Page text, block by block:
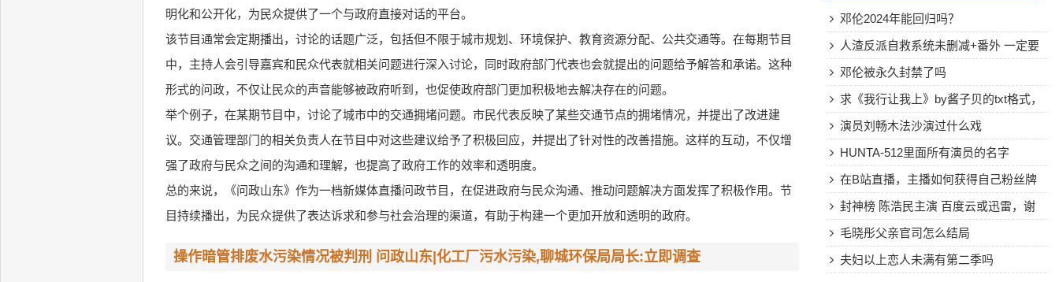
明化和公开化，为民众提供了一个与政府直接对话的平台。
该节目通常会定期播出，讨论的话题广泛，包括但不限于城市规划、环境保护、教育资源分配、公共交通等。在每期节目
中，主持人会引导嘉宾和民众代表就相关问题进行深入讨论，同时政府部门代表也会就提出的问题给予解答和承诺。这种
形式的问政，不仅让民众的声音能够被政府听到，也促使政府部门更加积极地去解决存在的问题。
举个例子，在某期节目中，讨论了城市中的交通拥堵问题。市民代表反映了某些交通节点的拥堵情况，并提出了改进建
议。交通管理部门的相关负责人在节目中对这些建议给予了积极回应，并提出了针对性的改善措施。这样的互动，不仅增
强了政府与民众之间的沟通和理解，也提高了政府工作的效率和透明度。
总的来说，《问政山东》作为一档新媒体直播问政节目，在促进政府与民众沟通、推动问题解决方面发挥了积极作用。节
目持续播出，为民众提供了表达诉求和参与社会治理的渠道，有助于构建一个更加开放和透明的政府。
操作暗管排废水污染情况被判刑 问政山东|化工厂污水污染,聊城环保局局长:立即调查
邓伦2024年能回归吗？
人渣反派自救系统未删减+番外 一定要
全的~~~~百度云
邓伦被永久封禁了吗
求《我行让我上》by酱子贝的txt格式，
最好百度网盘下载
演员刘畅木法沙演过什么戏
HUNTA-512里面所有演员的名字
在B站直播，主播如何获得自己粉丝牌
子？封神榜 陈浩民主演 百度云或迅雷，谢
谢毛晓彤父亲官司怎么结局
夫妇以上恋人未满有第二季吗